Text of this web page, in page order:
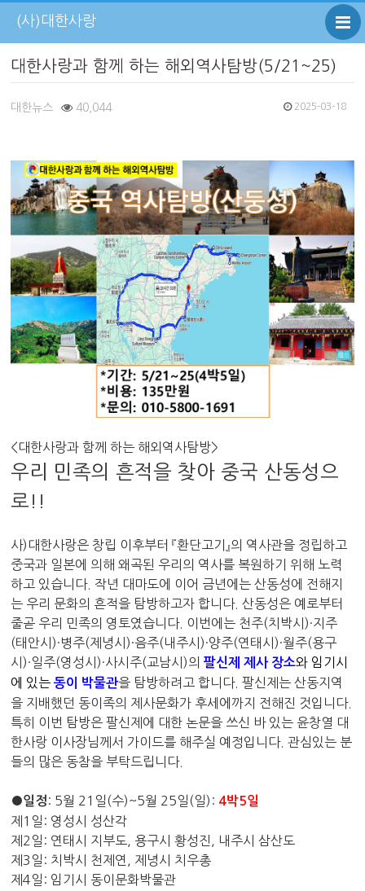
(사)대한사랑
대한사랑과 함께 하는 해외역사탐방(5/21~25)
대한뉴스 40,044 2025-03-18
<대한사랑과 함께 하는 해외역사탐방>
우리 민족의 흔적을 찾아 중국 산동성으
로 !!
사) 대한사랑은 창립 이후부터『환단고기 』의 역사관을 정립하고
중국과 일본에 의해 왜곡된 우리의 역사를 복원하기 위해 노력
하고 있습니다. 작년 대마도에 이어 금년에는 산동성에 전해지
는 우리 문화의 흔적을 탐방하고자 합니다.산동성은 예로부터
줄곧 우리 민족의 영토였습니다. 이번에는 천주(치박시 )·지주
(태안시 )·병주(제녕시 )·음주(내주시 )·양주(연태시 )·월주(용구
시 )·일주(영성시 )·사시주(교남시 )의팔신제 제사 장소와 임기시
에 있는동이 박물관을 탐방하려고 합니다.팔신제는 산동지역
을 지배했던 동이족의 제사문화가 후세에까지 전해진 것입니다.
특히 이번 탐방은 팔신제에 대한 논문을 쓰신 바 있는 윤창열 대
한사랑 이사장님께서 가이드를 해주실 예정입니다.관심있는 분
들의 많은 동참을 부탁드립니다.
●일정 : 5월 21 일(수)~5월 25일(일): 4박5일
제 1 일 : 영성시 성산각
제 2 일 : 연태시 지부도, 용구시 황성진 , 내주시 삼산도
제3 일 : 치박시 천제연 , 제녕시 치우총
제4일 : 임기시 동이문화박물관